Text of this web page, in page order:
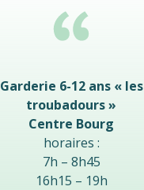
Garderie 6-12 ans « les
troubadours »
Centre Bourg
horaires :
7h – 8h45
16h15 – 19h